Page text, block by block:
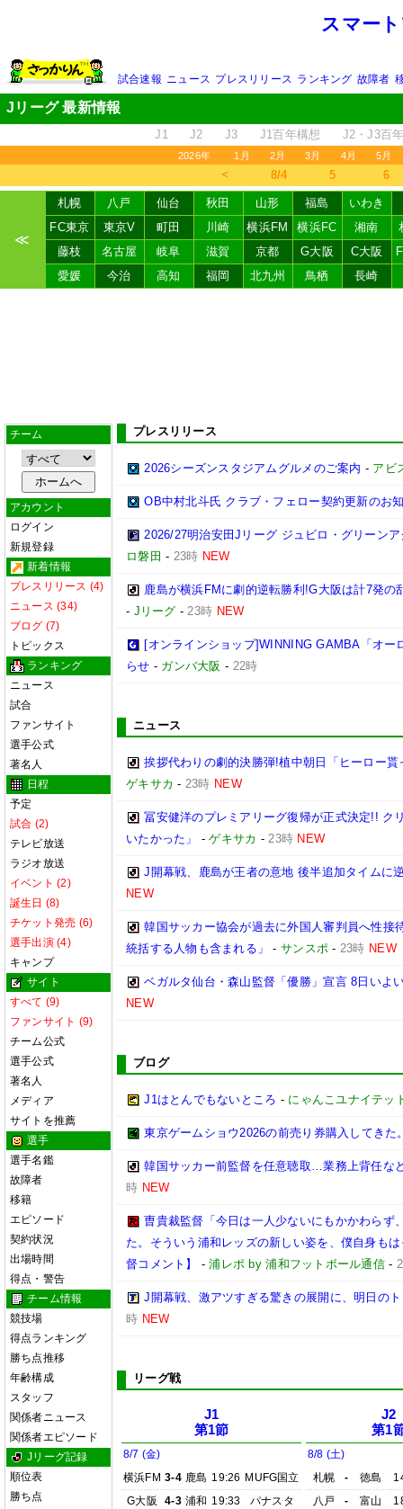
スマー
試合速報 ニュース プレスリリース ランキング 故障者
Jリーグ 最新情報
J1 J2 J3 J1百年構想 J2・J3百
2026年 1月 2月 3月 4月 5月
＜ 8/4 5 6
≪
札幌 八戸 仙台 秋田 山形 福島
いわき
FC東京
東京V 町田 川崎 横浜FM 横浜FC 湘南
藤枝
名古屋 岐阜 滋賀 京都 G大阪 C大阪
愛媛
今治 高知 福岡 北九州 鳥栖 長崎
チーム
アカウント
ログイン
新規登録
新着情報
プレスリリース (4)
ニュース (34)
ブログ (7)
トピックス
ランキング
ニュース
試合
ファンサイト
選手公式
著名人
日程
予定
試合 (2)
テレビ放送
ラジオ放送
イベント (2)
誕生日 (8)
チケット発売 (6)
選手出演 (4)
キャンプ
サイト
すべて (9)
ファンサイト (9)
チーム公式
選手公式
著名人
メディア
サイトを推薦
選手
選手名鑑
故障者
移籍
エピソード
契約状況
出場時間
得点・警告
チーム情報
競技場
得点ランキング
勝ち点推移
年齢構成
スタッフ
関係者ニュース
関係者エピソード
Jリーグ記録
順位表
勝ち点
プレスリリース
2026シーズンスタジアムグルメのご案内 - アビ
OB中村北斗氏 クラブ・フェロー契約更新のお
2026/27明治安田Jリーグ ジュビロ・グリーン
ロ磐田 - 23時 NEW
鹿島が横浜FMに劇的逆転勝利!G大阪は計7発
- Jリーグ -23時 NEW
[オンラインショップ]WINNING GAMBA「オ
らせ - ガンバ大阪 - 22時
ニュース
挨拶代わりの劇的決勝弾!植中朝日「ヒーロー
ゲキサカ - 23時 NEW
冨安健洋のプレミアリーグ復帰が正式決定!! ク
いたかった」
-ゲキサカ -23時 NEW
J開幕戦、鹿島が王者の意地 後半追加タイムに
NEW
韓国サッカー協会が過去に外国人審判員へ性
統括する人物も含まれる」
-サンスポ - 23時 NEW
ベガルタ仙台・森山監督「優勝」宣言 8日いよ
NEW
ブログ
J1はとんでもないところ - にゃんこユナイテッ
東京ゲームショウ2026の前売り券購入してきた
韓国サッカー前監督を任意聴取…業務上背任な
時 NEW
曺貴裁監督「今日は一人少ないにもかかわらず
た。そういう浦和レッズの新しい姿を、僕自身も
督コメント】
-浦レポ by 浦和フットボール通信-
J開幕戦、激アツすぎる驚きの展開に、明日の
時 NEW
リーグ戦
J1
第1節
8/7 (金)
横浜FM 3-4 鹿島 19:26 MUFG国立
G大阪
4-3 浦和 19:33
パナスタ
J2
第1
8/8 (土)
札幌
- 徳島
八戸
- 富山